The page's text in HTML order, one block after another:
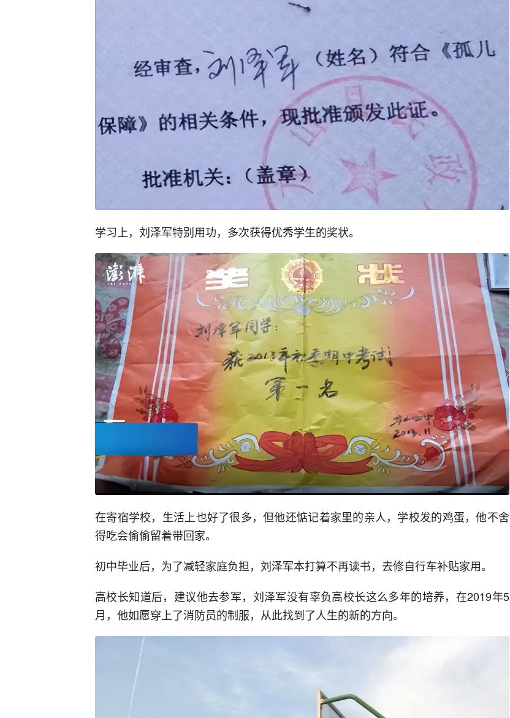
学习上，刘泽军特别用功，多次获得优秀学生的奖状。
在寄宿学校，生活上也好了很多，但他还惦记着家里的亲人，学校发的鸡蛋，他不舍
得吃会偷偷留着带回家。
初中毕业后，为了减轻家庭负担，刘泽军本打算不再读书，去修自行车补贴家用。
高校长知道后，建议他去参军，刘泽军没有辜负高校长这么多年的培养，在2019年5
月，他如愿穿上了消防员的制服，从此找到了人生的新的方向。